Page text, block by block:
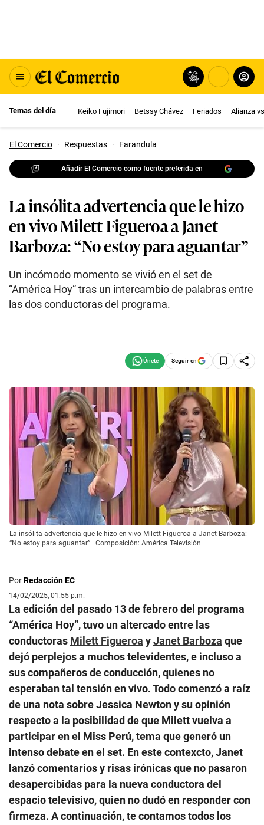
Temas del día Keiko Fujimori Betssy Chávez Feriados Alianza
El Comercio · Respuestas · Farandula
Añadir El Comercio como fuente preferida en
La insólita advertencia que le hizo
en vivo Milett Figueroa a Janet
Barboza: “No estoy para aguantar”
Un incómodo momento se vivió en el set de
“América Hoy” tras un intercambio de palabras entre
las dos conductoras del programa.
Seguir en
La insólita advertencia que le hizo en vivo Milett Figueroa a Janet Barboza:
“No estoy para aguantar” | Composición: América Televisión
PorRedacción EC
14/02/2025, 01:55 p.m.
La edición del pasado 13 de febrero del programa
“América Hoy”, tuvo un altercado entre las
conductoras Milett Figueroa yJanet Barboza que
dejó perplejos a muchos televidentes, e incluso a
sus compañeros de conducción, quienes no
esperaban tal tensión en vivo. Todo comenzó a raíz
de una nota sobre Jessica Newton y su opinión
respecto a la posibilidad de que Milett vuelva a
participar en el Miss Perú, tema que generó un
intenso debate en el set. En este contexcto, Janet
lanzó comentarios y risas irónicas que no pasaron
desapercibidas para la nueva conductora del
espacio televisivo, quien no dudó en responder con
firmeza. A continuación, te contamos todos los